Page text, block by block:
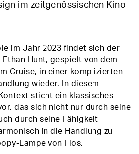
im zeitgenössischen Kino
im Jahr 2023 findet sich der
Hunt, gespielt von dem
Cruise, in einer komplizierten
wieder. In diesem
sticht ein klassisches
das sich nicht nur durch seine
durch seine Fähigkeit
in die Handlung zu
Lampe von Flos.